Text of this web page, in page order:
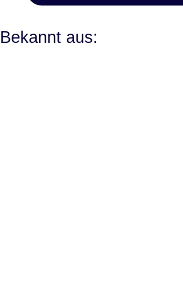
Bekannt aus: